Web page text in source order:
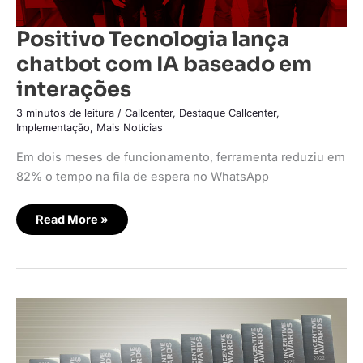
Positivo Tecnologia lança
chatbot com IA baseado em
interações
3 minutos de leitura / Callcenter, Destaque Callcenter,
Implementação, Mais Notícias
Em dois meses de funcionamento, ferramenta reduziu em
82% o tempo na fila de espera no WhatsApp
Read More »
Positivo
Ano”